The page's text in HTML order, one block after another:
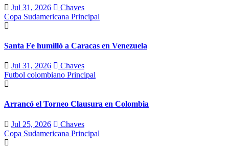
Jul 31, 2026
Chaves
Copa Sudamericana Principal
Santa Fe humilló a Caracas en Venezuela
Jul 31, 2026
Chaves
Futbol colombiano Principal
Arrancó el Torneo Clausura en Colombia
Jul 25, 2026
Chaves
Copa Sudamericana Principal